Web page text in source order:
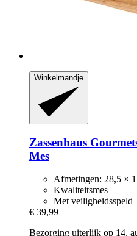
Winkelmandje
Zassenhaus
Mes
Afmetingen: 28,5 ×
Kwaliteitsmes
Met veiligheidsspeld
€ 39,99
Bezorging uiterlijk op 14.